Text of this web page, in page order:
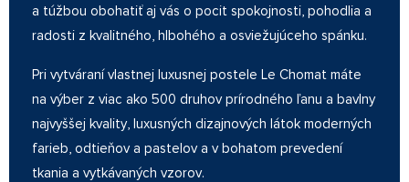
a túžbou obohatiť aj vás o pocit spokojnosti, pohodlia a
radosti z kvalitného, hlbohého a osviežujúceho spánku.
Pri vytváraní vlastnej luxusnej postele Le Chomat máte
na výber z viac ako 500 druhov prírodného ľanu a bavlny
najvyššej kvality, luxusných dizajnových látok moderných
farieb, odtieňov a pastelov a v bohatom prevedení
tkania a vytkávaných vzorov.